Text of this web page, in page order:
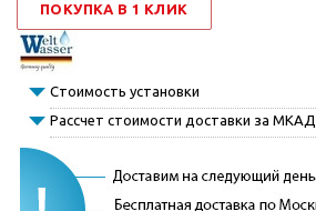
ПОКУПКА В 1 КЛИК
Стоимость установки
Рассчет стоимости доставки за МКАД